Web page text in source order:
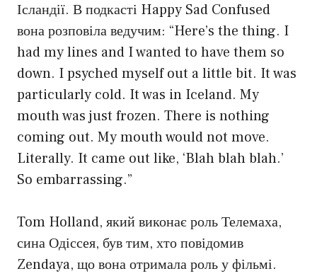
Ісландії. В подкасті Happy Sad Confused
вона розповіла ведучим: “Here’s the thing. I
had my lines and I wanted to have them so
down. I psyched myself out a little bit. It was
particularly cold. It was in Iceland. My
mouth was just frozen. There is nothing
coming out. My mouth would not move.
Literally. It came out like, ‘Blah blah blah.’
So embarrassing.”
Tom Holland, який виконає роль Телемаха,
сина Одіссея, був тим, хто повідомив
Zendaya, що вона отримала роль у фільмі.